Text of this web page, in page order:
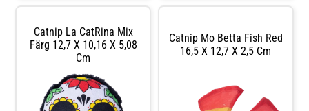
våra produkter och som har gjort
Yeowww! berömd och som katter
efterfrågar vid namn. För extra
Catnip La CatRina Mix
Färg 12,7 X 10,16 X 5,08
Cm
Catnip Mo Betta Fish Red
16,5 X 12,7 X 2,5 Cm